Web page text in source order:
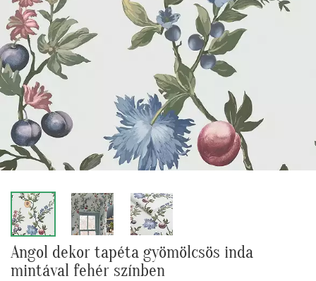
Angol dekor tapéta gyömölcsös inda
mintával fehér színben